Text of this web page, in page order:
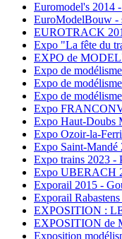
Euromodel's 2014
EuroModelBouw -
EUROTRACK
Expo "La fête du
EXPO de
Expo de
Expo de
Expo de
Expo
Expo Haut-Doubs
Expo Ozoir-la-
Expo Saint-Mandé
Expo trains 2023 -
Expo UBERACH
Exporail 2015 -
Exporail
EXPOSITION :
EXPOSITION de
Exposition